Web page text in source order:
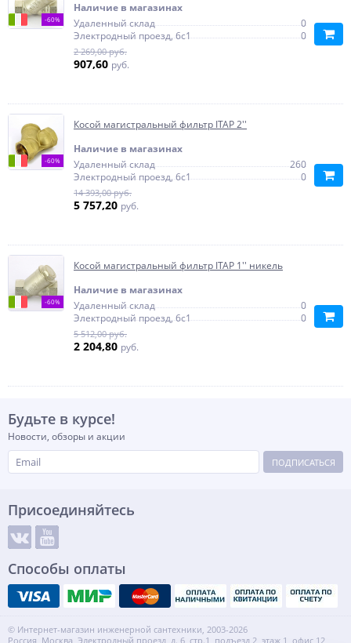
-60%
Наличие в магазинах
Удаленный склад
0
Электродный проезд, 6с1
0
2 269,00 руб.
907,60 руб.
-60%
Косой магистральный фильтр ITAP 2''
Наличие в магазинах
Удаленный склад
260
Электродный проезд, 6с1
0
14 393,00 руб.
5 757,20 руб.
-60%
Косой магистральный фильтр ITAP 1'' никель
Наличие в магазинах
Удаленный склад
0
Электродный проезд, 6с1
0
5 512,00 руб.
2 204,80 руб.
Будьте в курсе!
Новости, обзоры и акции
ПОДПИСАТЬСЯ
Присоединяйтесь
Способы оплаты
© Интернет-магазин инженерной сантехники, 2003-2026
Россия, Москва, Электродный проезд, д. 6, стр.1, подъезд 2, этаж 1, офис 12